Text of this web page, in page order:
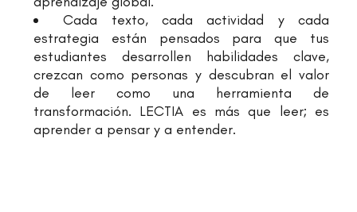
Cada texto, cada actividad y cada
estrategia están pensados para que tus
estudiantes desarrollen habilidades clave,
crezcan como personas y descubran el valor
de leer como una herramienta de
transformación. LECTIA es más que leer; es
aprender a pensar y a entender.